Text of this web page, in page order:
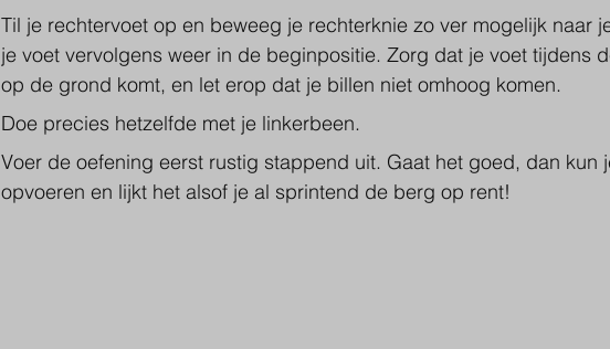
Til je rechtervoet op en beweeg je rechterknie zo ver mogelijk naar
je voet vervolgens weer in de beginpositie. Zorg dat je voet tijdens
op de grond komt, en let erop dat je billen niet omhoog komen.
Doe precies hetzelfde met je linkerbeen.
Voer de oefening eerst rustig stappend uit. Gaat het goed, dan kun
opvoeren en lijkt het alsof je al sprintend de berg op rent!